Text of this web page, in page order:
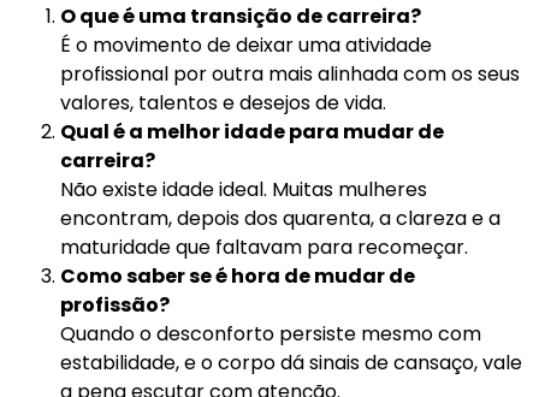
O que é uma transição de carreira?
É o movimento de deixar uma atividade
profissional por outra mais alinhada com os seus
valores, talentos e desejos de vida.
Qual é a melhor idade para mudar de
carreira?
Não existe idade ideal. Muitas mulheres
encontram, depois dos quarenta, a clareza e a
maturidade que faltavam para recomeçar.
Como saber se é hora de mudar de
profissão?
Quando o desconforto persiste mesmo com
estabilidade, e o corpo dá sinais de cansaço, vale
a pena escutar com atenção.